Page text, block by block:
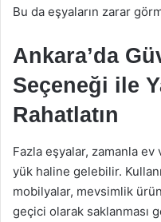
Bu da eşyaların zarar
Ankara’da
Seçeneği ile
Rahatlatın
Fazla eşyalar, zamanla
yük haline gelebilir.
mobilyalar, mevsimlik
geçici olarak saklanması